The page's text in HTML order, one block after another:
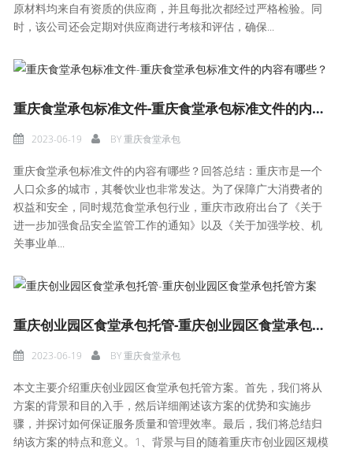
原材料均来自有资质的供应商，并且每批次都经过严格检验。同
时，该公司还会定期对供应商进行考核和评估，确保...
重庆食堂承包标准文件-重庆食堂承包标准文件的内容有哪些？
2023-06-19 BY重庆食堂承包
重庆食堂承包标准文件的内容有哪些？回答总结：重庆市是一个
人口众多的城市，其餐饮业也非常发达。为了保障广大消费者的
权益和安全，同时规范食堂承包行业，重庆市政府出台了《关于
进一步加强食品安全监管工作的通知》以及《关于加强学校、机
关事业单...
重庆创业园区食堂承包托管-重庆创业园区食堂承包托管方案
2023-06-19 BY重庆食堂承包
本文主要介绍重庆创业园区食堂承包托管方案。首先，我们将从
方案的背景和目的入手，然后详细阐述该方案的优势和实施步
骤，并探讨如何保证服务质量和管理效率。最后，我们将总结归
纳该方案的特点和意义。1、背景与目的随着重庆市创业园区规模